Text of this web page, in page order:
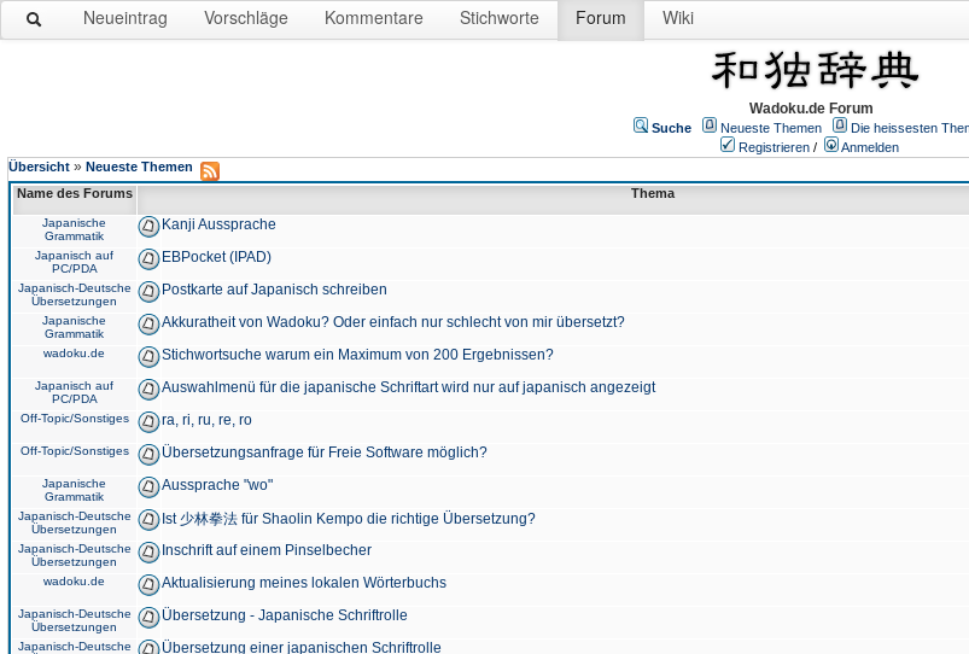
Neueintrag Vorschläge Kommentare Stichworte Forum Wiki
Wadoku.de Forum
Suche Neueste Themen
Die heissesten
Registrieren /
Anmelden
Übersicht » Neueste Themen
Name des Forums
Thema
Japanische
Grammatik
Kanji Aussprache
Japanisch auf
PC/PDA
EBPocket (IPAD)
Japanisch-Deutsche
Übersetzungen
Postkarte auf Japanisch schreiben
Japanische
Grammatik
Akkuratheit von Wadoku? Oder einfach nur schlecht von mir übersetzt?
wadoku.de Stichwortsuche warum ein Maximum von 200 Ergebnissen?
Japanisch auf
PC/PDA
Auswahlmenü für die japanische Schriftart wird nur auf japanisch angezeigt
Off-Topic/Sonstiges ra, ri, ru, re, ro
Off-Topic/Sonstiges Übersetzungsanfrage für Freie Software möglich?
Japanische
Grammatik
Aussprache "wo"
Japanisch-Deutsche
Übersetzungen
Ist 少林拳法 für Shaolin Kempo die richtige Übersetzung?
Japanisch-Deutsche
Übersetzungen
Inschrift auf einem Pinselbecher
wadoku.de Aktualisierung meines lokalen Wörterbuchs
Japanisch-Deutsche
Übersetzungen
Übersetzung - Japanische Schriftrolle
Japanisch-Deutsche
Übersetzung einer japanischen Schriftrolle